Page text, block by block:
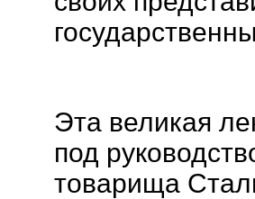
Эта великая
под
товарища